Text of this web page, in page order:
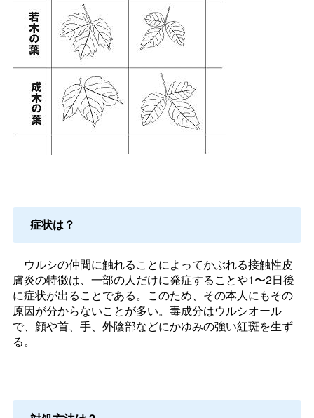
症状は？
ウルシの仲間に触れることによってかぶれる接触性皮
膚炎の特徴は、一部の人だけに発症することや1〜2日後
に症状が出ることである。このため、その本人にもその
原因が分からないことが多い。毒成分はウルシオール
で、顔や首、手、外陰部などにかゆみの強い紅斑を生ず
る。